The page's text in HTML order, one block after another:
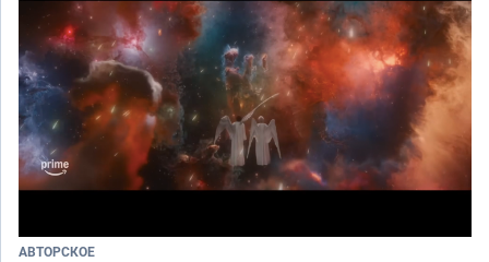
АВТОРСКОЕ